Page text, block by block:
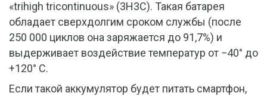
«trihigh tricontinuous» (3Н3С). Такая батарея
обладает сверхдолгим сроком службы (после
250 000 циклов она заряжается до 91,7%) и
выдерживает воздействие температур от −40° до
+120° C.
Если такой аккумулятор будет питать смартфон,